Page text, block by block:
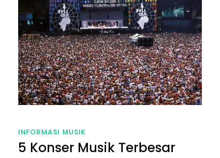
INFORMASI MUSIK
5 Konser Musik Terbesar